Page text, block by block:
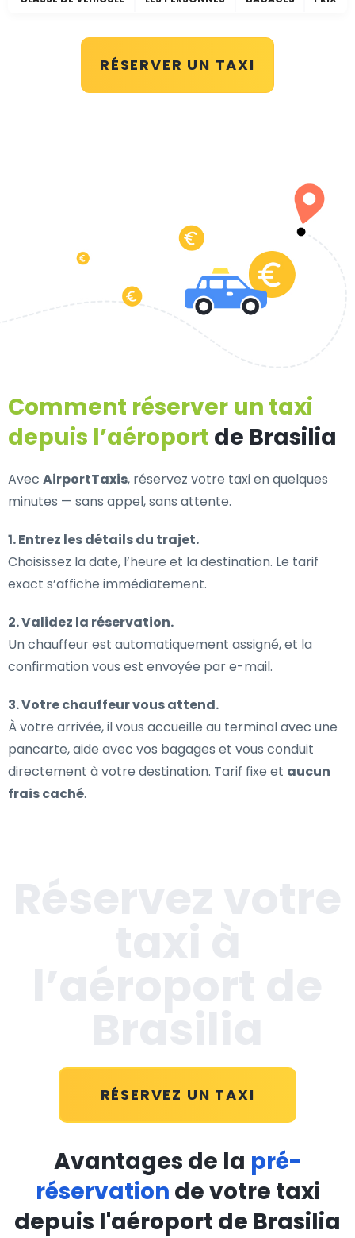
RÉSERVER UN TAXI
Comment réserver un taxi
depuis l’aéroport de Brasilia
Avec AirportTaxis, réservez votre taxi en quelques
minutes — sans appel, sans attente.
1. Entrez les détails du trajet.
Choisissez la date, l’heure et la destination. Le tarif
exact s’affiche immédiatement.
2. Validez la réservation.
Un chauffeur est automatiquement assigné, et la
confirmation vous est envoyée par e-mail.
3. Votre chauffeur vous attend.
À votre arrivée, il vous accueille au terminal avec une
pancarte, aide avec vos bagages et vous conduit
directement à votre destination. Tarif fixe et aucun
frais caché.
RÉSERVEZ UN TAXI
Avantages de la pré-
réservation de votre taxi
depuis l'aéroport de Brasilia